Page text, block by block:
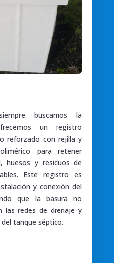
buscamos la
un registro
reforzado con rejilla y
para retener
huesos y residuos de
Este registro es
y conexión del
que la basura no
las redes de drenaje y
tanque séptico.